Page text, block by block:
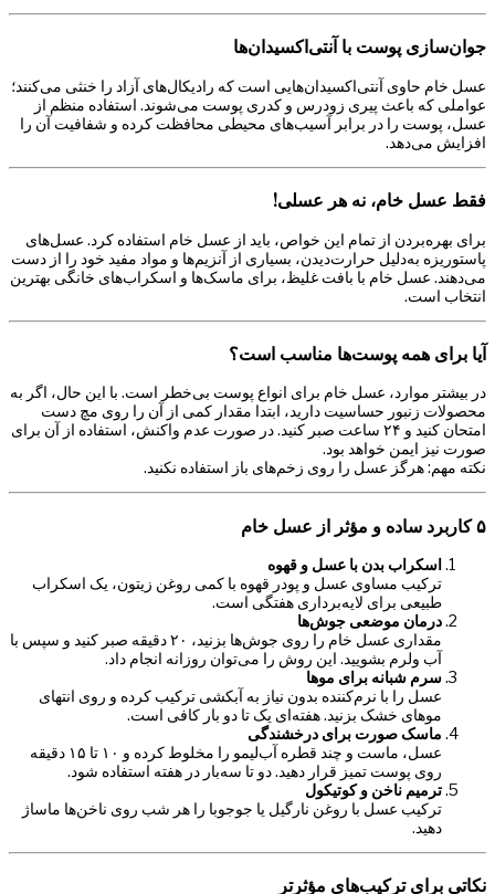
جوان‌سازی پوست با آنتی‌اکسیدان‌ها
عسل خام حاوی آنتی‌اکسیدان‌هایی است که رادیکال‌های آزاد را خنثی می‌کنند؛
عواملی که باعث پیری زودرس و کدری پوست می‌شوند. استفاده منظم از
عسل، پوست را در برابر آسیب‌های محیطی محافظت کرده و شفافیت آن را
افزایش می‌دهد.
فقط عسل خام، نه هر عسلی!
برای بهره‌بردن از تمام این خواص، باید از عسل خام استفاده کرد. عسل‌های
پاستوریزه به‌دلیل حرارت‌دیدن، بسیاری از آنزیم‌ها و مواد مفید خود را از دست
می‌دهند. عسل خام با بافت غلیظ، برای ماسک‌ها و اسکراب‌های خانگی بهترین
انتخاب است.
آیا برای همه پوست‌ها مناسب است؟
در بیشتر موارد، عسل خام برای انواع پوست بی‌خطر است. با این حال، اگر به
محصولات زنبور حساسیت دارید، ابتدا مقدار کمی از آن را روی مچ دست
امتحان کنید و ۲۴ ساعت صبر کنید. در صورت عدم واکنش، استفاده از آن برای
صورت نیز ایمن خواهد بود.
نکته مهم: هرگز عسل را روی زخم‌های باز استفاده نکنید.
۵ کاربرد ساده و مؤثر از عسل خام
اسکراب بدن با عسل و قهوه
ترکیب مساوی عسل و پودر قهوه با کمی روغن زیتون، یک اسکراب
طبیعی برای لایه‌برداری هفتگی است.
درمان موضعی جوش‌ها
مقداری عسل خام را روی جوش‌ها بزنید، ۲۰ دقیقه صبر کنید و سپس با
آب ولرم بشویید. این روش را می‌توان روزانه انجام داد.
سرم شبانه برای موها
عسل را با نرم‌کننده بدون نیاز به آبکشی ترکیب کرده و روی انتهای
موهای خشک بزنید. هفته‌ای یک تا دو بار کافی است.
ماسک صورت برای درخشندگی
عسل، ماست و چند قطره آب‌لیمو را مخلوط کرده و ۱۰ تا ۱۵ دقیقه
روی پوست تمیز قرار دهید. دو تا سه‌بار در هفته استفاده شود.
ترمیم ناخن و کوتیکول
ترکیب عسل با روغن نارگیل یا جوجوبا را هر شب روی ناخن‌ها ماساژ
دهید.
نکاتی برای ترکیب‌های مؤثرتر